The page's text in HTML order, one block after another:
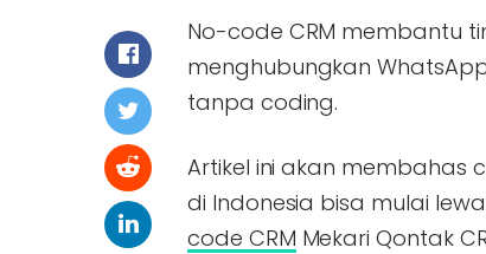
No-code CRM membantu
menghubungkan
tanpa coding.
Artikel ini akan membahas
di Indonesia bisa mulai
code CRM Mekari Qontak